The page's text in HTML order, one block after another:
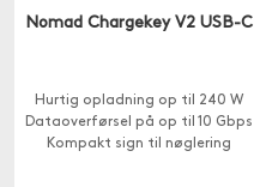
Nomad Chargekey V2 USB-C
Hurtig opladning op til 240 W
Dataoverførsel på op til 10 Gbps
Kompakt sign til nøglering